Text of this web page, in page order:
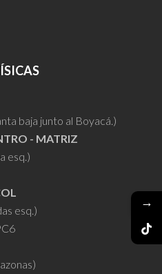
baja junto al Boyacá.)
- MATRIZ
esq.)
esq.)
→